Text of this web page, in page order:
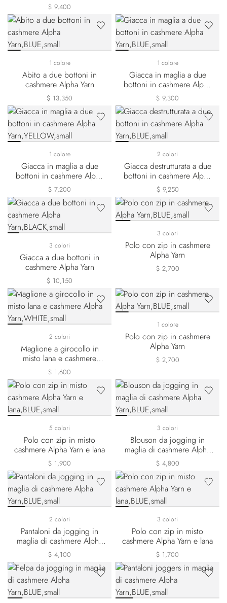
$ 9,400
1 colore
Abito a due bottoni in
cashmere Alpha Yarn
$ 13,350
1 colore
Giacca in maglia a due
bottoni in cashmere Alpha
Yarn
$ 9,300
1 colore
Giacca in maglia a due
bottoni in cashmere Alpha
Yarn
$ 7,200
2 colori
Giacca destrutturata a due
bottoni in cashmere Alpha
Yarn
$ 9,250
3 colori
Giacca a due bottoni in
cashmere Alpha Yarn
$ 10,150
3 colori
Polo con zip in cashmere
Alpha Yarn
$ 2,700
2 colori
Maglione a girocollo in
misto lana e cashmere
Alpha Yarn
$ 1,600
1 colore
Polo con zip in cashmere
Alpha Yarn
$ 2,700
5 colori
Polo con zip in misto
cashmere Alpha Yarn e lana
$ 1,900
3 colori
Blouson da jogging in
maglia di cashmere Alpha
Yarn
$ 4,800
2 colori
Pantaloni da jogging in
maglia di cashmere Alpha
Yarn
$ 4,100
3 colori
Polo con zip in misto
cashmere Alpha Yarn e lana
$ 1,700